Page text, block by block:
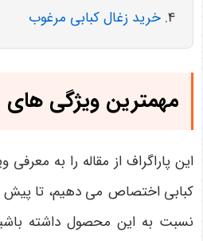
خرید زغال کبابی مرغوب
مهمترین ویژگی های
این پاراگراف از مقاله را به
کبابی اختصاص می دهیم، تا پیش
نسبت به این محصول داشته